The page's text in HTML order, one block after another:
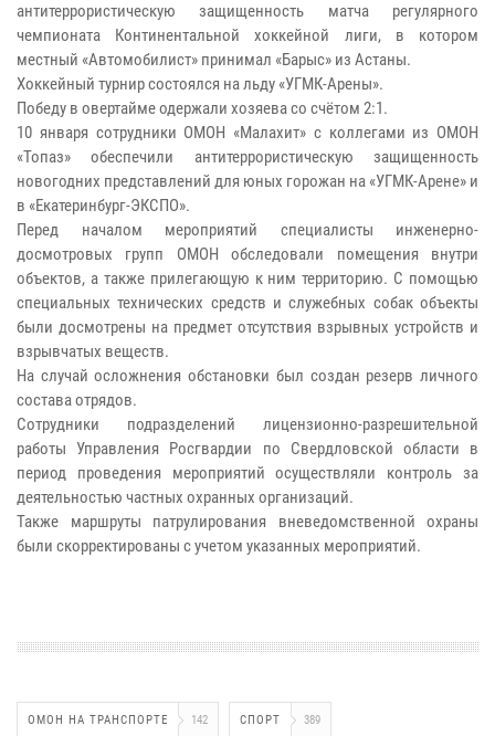
антитеррористическую защищенность матча регулярного
чемпионата Континентальной хоккейной лиги, в котором
местный «Автомобилист» принимал «Барыс» из Астаны.
Хоккейный турнир состоялся на льду «УГМК-Арены».
Победу в овертайме одержали хозяева со счётом 2:1.
10 января сотрудники ОМОН «Малахит» с коллегами из ОМОН
«Топаз» обеспечили антитеррористическую защищенность
новогодних представлений для юных горожан на «УГМК-Арене» и
в «Екатеринбург-ЭКСПО».
Перед началом мероприятий специалисты инженерно-
досмотровых групп ОМОН обследовали помещения внутри
объектов, а также прилегающую к ним территорию. С помощью
специальных технических средств и служебных собак объекты
были досмотрены на предмет отсутствия взрывных устройств и
взрывчатых веществ.
На случай осложнения обстановки был создан резерв личного
состава отрядов.
Сотрудники подразделений лицензионно-разрешительной
работы Управления Росгвардии по Свердловской области в
период проведения мероприятий осуществляли контроль за
деятельностью частных охранных организаций.
Также маршруты патрулирования вневедомственной охраны
были скорректированы с учетом указанных мероприятий.
ОМОН НА ТРАНСПОРТЕ 142 СПОРТ 389